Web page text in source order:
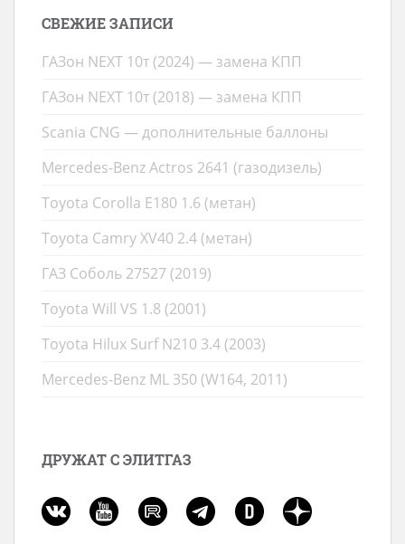
СВЕЖИЕ ЗАПИСИ
ГАЗон NEXT 10т (2024) — замена КПП
ГАЗон NEXT 10т (2018) — замена КПП
Scania CNG — дополнительные баллоны
Mercedes-Benz Actros 2641 (газодизель)
Toyota Corolla E180 1.6 (метан)
Toyota Camry XV40 2.4 (метан)
ГАЗ Соболь 27527 (2019)
Toyota Will VS 1.8 (2001)
Toyota Hilux Surf N210 3.4 (2003)
Mercedes-Benz ML 350 (W164, 2011)
ДРУЖАТ С ЭЛИТГАЗ